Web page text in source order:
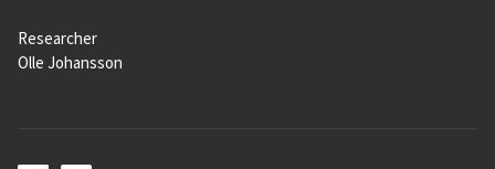
Researcher
Olle Johansson